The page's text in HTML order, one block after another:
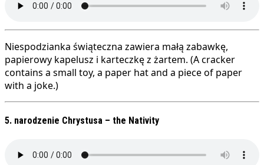
Niespodzianka świąteczna zawiera małą zabawkę,
papierowy kapelusz i karteczkę z żartem. (A cracker
contains a small toy, a paper hat and a piece of paper
with a joke.)
5. narodzenie Chrystusa – the Nativity